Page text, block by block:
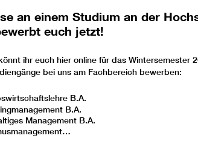
an einem Studium an der
euch jetzt!
ihr euch hier online für das Wintersemester
bei uns am Fachbereich bewerben:
B.A.
B.A.
ManagementB.A.
…